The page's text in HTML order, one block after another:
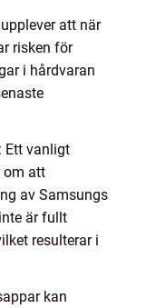
att när
risken för
i hårdvaran
Ett vanligt
om att
av Samsungs
är fullt
resulterar i
kan